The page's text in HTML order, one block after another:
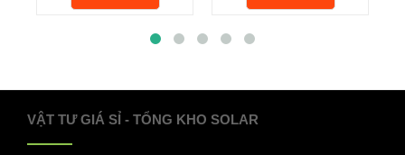
VẬT TƯ GIÁ SỈ - TỔNG KHO SOLAR